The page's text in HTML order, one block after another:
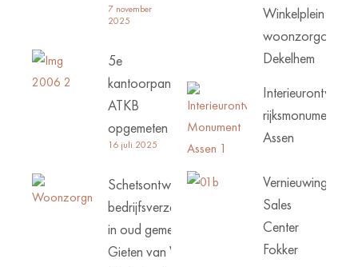
7 november
2025
5e
kantoorpand
ATKB
opgemeten
16 juli 2025
Schetsontwerp
bedrijfsverzamelgebouw
in oud gemeentehuis
Gieten van Woonzorg
Winkelplein
Dekelhem
Interieurontwerp
rijksmonument
Assen
Vernieuwing
Sales
Center
Fokker